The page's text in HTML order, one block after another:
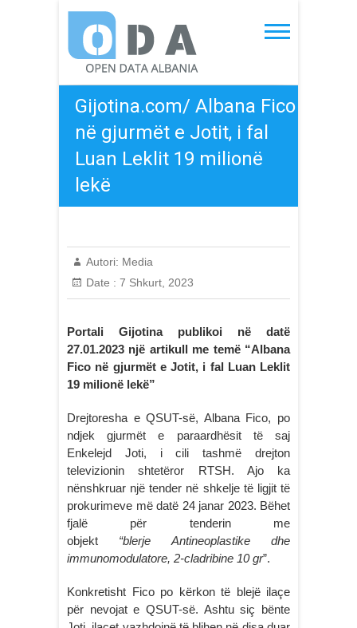
content
Open Data Albania
Gijotina.com/ Albana Fico
në gjurmët e Jotit, i fal
Luan Leklit 19 milionë
lekë
Autori: Media
Date : 7 Shkurt, 2023
Portali Gijotina publikoi në datë
27.01.2023 një artikull me temë “Albana
Fico në gjurmët e Jotit, i fal Luan Leklit
19 milionë lekë”
Drejtoresha e QSUT-së, Albana Fico, po
ndjek gjurmët e paraardhësit të saj
Enkelejd Joti, i cili tashmë drejton
televizionin shtetëror RTSH. Ajo ka
nënshkruar një tender në shkelje të ligjit të
prokurimeve më datë 24 janar 2023. Bëhet
fjalë për tenderin me
objekt “blerje Antineoplastike dhe
immunomodulatore, 2-cladribine 10 gr”.
Konkretisht Fico po kërkon të blejë ilaçe
për nevojat e QSUT-së. Ashtu siç bënte